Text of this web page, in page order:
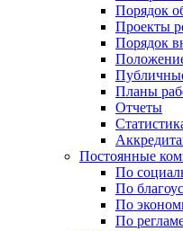
Порядок
Проекты
Порядок
Планы
Отчеты
Постоянные
По
По
По
По